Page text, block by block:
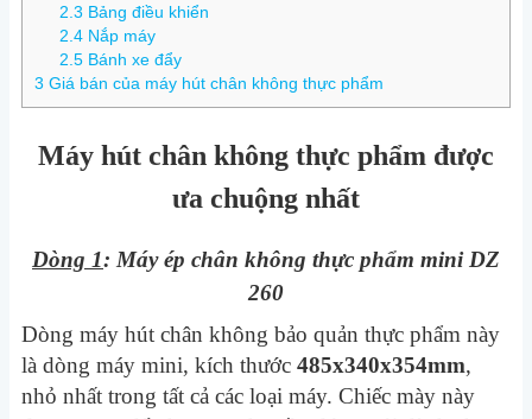
2.3 Bảng điều khiển
2.4 Nắp máy
2.5 Bánh xe đẩy
3 Giá bán của máy hút chân không thực phẩm
Máy hút chân không thực phẩm được
ưa chuộng nhất
Dòng 1: Máy ép chân không thực phẩm mini DZ
260
Dòng máy hút chân không bảo quản thực phẩm này
là dòng máy mini, kích thước 485x340x354mm,
nhỏ nhất trong tất cả các loại máy. Chiếc mày này